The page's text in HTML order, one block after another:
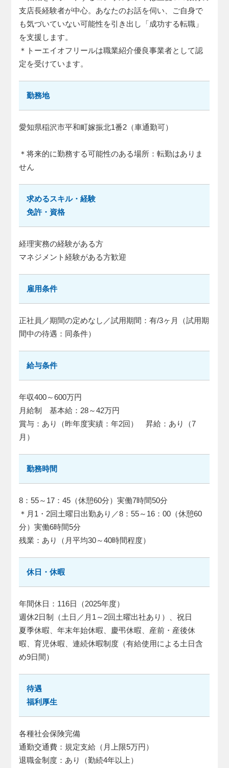
支店長経験者が中心。あなたのお話を伺い、ご自身で
も気づいていない可能性を引き出し「成功する転職」
を支援します。
＊トーエイオフリールは職業紹介優良事業者として認
定を受けています。
勤務地
愛知県稲沢市平和町嫁振北1番2（車通勤可）
＊将来的に勤務する可能性のある場所：転勤はありま
せん
求めるスキル・経験
免許・資格
経理実務の経験がある方
マネジメント経験がある方歓迎
雇用条件
正社員／期間の定めなし／試用期間：有/3ヶ月（試用期
間中の待遇：同条件）
給与条件
年収400～600万円
月給制 基本給：28～42万円
賞与：あり（昨年度実績：年2回） 昇給：あり（7
月）
勤務時間
8：55～17：45（休憩60分）実働7時間50分
＊月1・2回土曜日出勤あり／8：55～16：00（休憩60
分）実働6時間5分
残業：あり（月平均30～40時間程度）
休日・休暇
年間休日：116日（2025年度）
週休2日制（土日／月1～2回土曜出社あり）、祝日
夏季休暇、年末年始休暇、慶弔休暇、産前・産後休
暇、育児休暇、連続休暇制度（有給使用による土日含
め9日間）
待遇
福利厚生
各種社会保険完備
通勤交通費：規定支給（月上限5万円）
退職金制度：あり（勤続4年以上）